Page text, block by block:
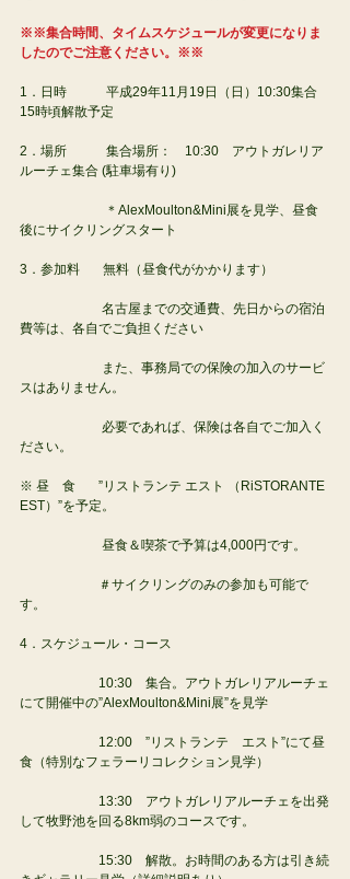
※※集合時間、タイムスケジュールが変更になりま
したのでご注意ください。※※
1．日時            平成29年11月19日（日）10:30集合
15時頃解散予定
2．場所            集合場所：　10:30　アウトガレリア
ルーチェ集合 (駐車場有り)
後にサイクリングスタート
3．参加料   　無料（昼食代がかかります）
費等は、各自でご負担ください
スはありません。
ださい。
※ 昼　食       ”リストランテ エスト （RiSTORANTE
EST）”を予定。
                 　　昼食＆喫茶で予算は4,000円です。
す。
4．スケジュール・コース
にて開催中の”AlexMoulton&Mini展”を見学
食（特別なフェラーリコレクション見学）
して牧野池を回る8km弱のコースです。